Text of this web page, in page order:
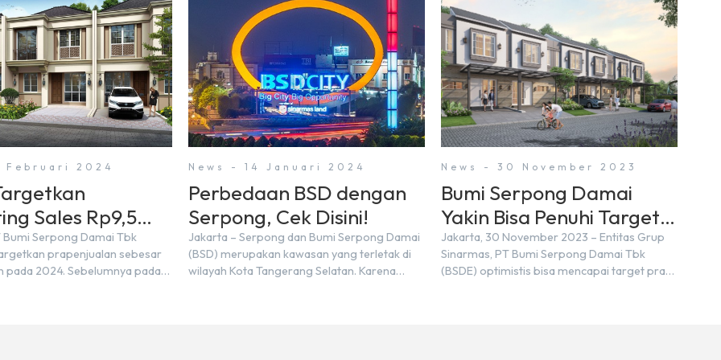
Februari 2024
Sales Rp9,5
Tahun 2024
Bumi Serpong Damai Tbk
prapenjualan sebesar
pada 2024. Sebelumnya pada
News - 14 Januari 2024
Perbedaan BSD dengan
Serpong, Cek Disini!
Jakarta – Serpong dan Bumi Serpong Damai
(BSD) merupakan kawasan yang terletak di
wilayah Kota Tangerang Selatan. Karena
News - 30 November 2023
Bumi Serpong Damai
Yakin Bisa Penuhi Target
Marketing Sales Tahun
2023
Jakarta, 30 November 2023 – Entitas Grup
Sinarmas, PT Bumi Serpong Damai Tbk
(BSDE) optimistis bisa mencapai target pra